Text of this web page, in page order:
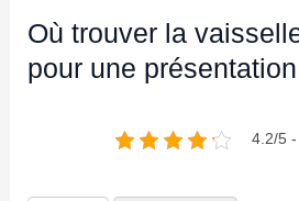
Où trouver la
pour une
4.2/5